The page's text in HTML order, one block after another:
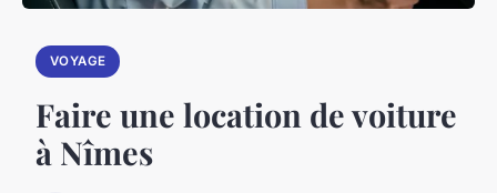
VOYAGE
Faire une location de voiture
à Nîmes